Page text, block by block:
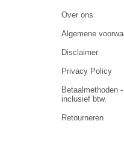
Over ons
Algemene
Disclaimer
Privacy Policy
Betaalmethoden
inclusief btw.
Retourneren